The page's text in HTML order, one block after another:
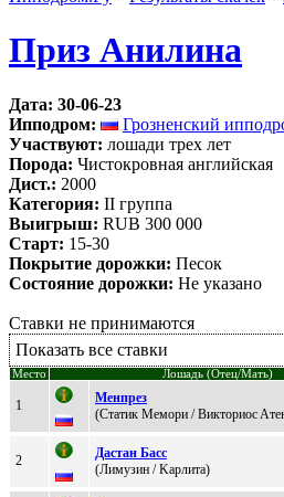
Приз Анилина
Дата: 30-06-23
Ипподром:
Грозненский
Участвуют: лошади трех лет
Порода: Чистокровная английская
Дист.: 2000
Категория: II группа
Выигрыш: RUB 300 000
Старт: 15-30
Покрытие дорожки: Песок
Состояние дорожки: Не указано
Ставки не принимаются
Показать все ставки
Место Лошадь (Отец/Мать)
1
Мeнпрeз
(Статик Мeмоpи / Виктоpиоc
2
Дaстaн Бaсс
(Лимузин / Kaрлитa)